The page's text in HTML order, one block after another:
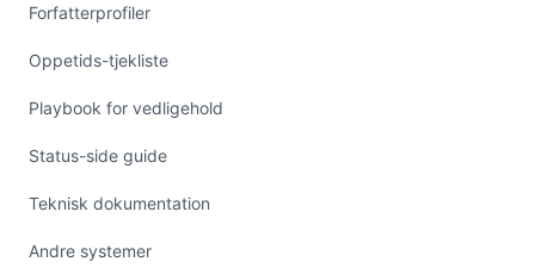
Forfatterprofiler
Oppetids-tjekliste
Playbook for vedligehold
Status-side guide
Teknisk dokumentation
Andre systemer